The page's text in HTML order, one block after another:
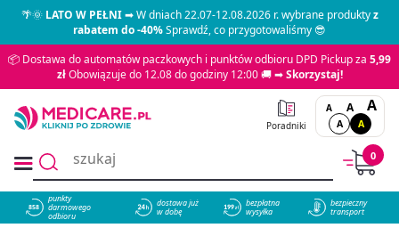
🌴🌞LATO W PEŁNI➡ W dniach 22.07-12.08.2026 r. wybrane produktyz
rabatem do -40%Sprawdź, co przygotowaliśmy 😎
📦 Dostawa do automatów paczkowych i punktów odbioru DPD Pickup za 5,99
złObowiązuje do 12.08 do godziny 12:00 🚚 ➡Skorzystaj!
Poradniki
A A A
A A
0
858
punkty
darmowego
odbioru
dostawa już
w dobę
bezpłatna
wysyłka
bezpieczny
transport